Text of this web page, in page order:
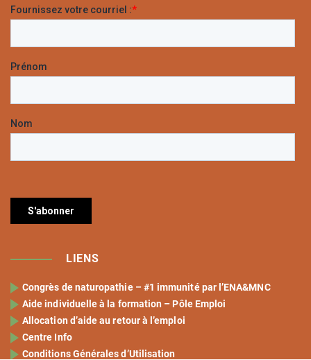
LIENS
Congrès de naturopathie – #1 immunité par l’ENA&MNC
Aide individuelle à la formation – Pôle Emploi
Allocation d’aide au retour à l’emploi
Centre Info
Conditions Générales d’Utilisation